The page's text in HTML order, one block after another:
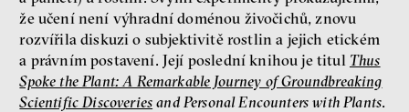
Filozofka
že učení není výhradní doménou živočichů, znovu
rozvířila diskuzi o subjektivitě rostlin a jejich etickém
a právním postavení. Její poslední knihou je titul Thus
Spoke the Plant: A Remarkable Journey of Groundbreaking
Scientific Discoveries and Personal Encounters with Plants.